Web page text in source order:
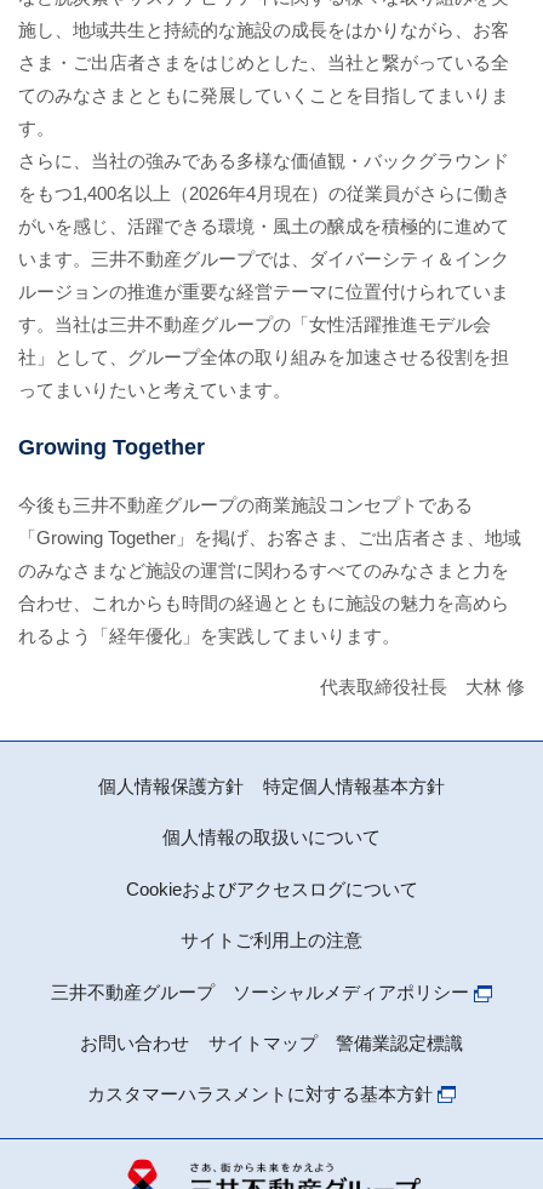
施し、地域共生と持続的な施設の成長をはかりながら、お客
さま・ご出店者さまをはじめとした、当社と繋がっている全
てのみなさまとともに発展していくことを目指してまいりま
す。
さらに、当社の強みである多様な価値観・バックグラウンド
をもつ1,400名以上（2026年4月現在）の従業員がさらに働き
がいを感じ、活躍できる環境・風土の醸成を積極的に進めて
います。三井不動産グループでは、ダイバーシティ＆インク
ルージョンの推進が重要な経営テーマに位置付けられていま
す。当社は三井不動産グループの「女性活躍推進モデル会
社」として、グループ全体の取り組みを加速させる役割を担
ってまいりたいと考えています。
Growing Together
今後も三井不動産グループの商業施設コンセプトである
「Growing Together」を掲げ、お客さま、ご出店者さま、地域
のみなさまなど施設の運営に関わるすべてのみなさまと力を
合わせ、これからも時間の経過とともに施設の魅力を高めら
れるよう「経年優化」を実践してまいります。
代表取締役社長 大林 修
個人情報保護方針 特定個人情報基本方針
個人情報の取扱いについて
Cookieおよびアクセスログについて
サイトご利用上の注意
三井不動産グループ ソーシャルメディアポリシー
お問い合わせ サイトマップ 警備業認定標識
カスタマーハラスメントに対する基本方針